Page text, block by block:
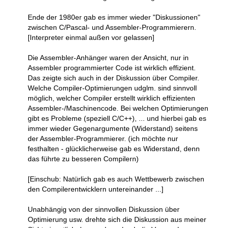
Ende der 1980er gab es immer wieder "Diskussionen"
zwischen C/Pascal- und Assembler-Programmierern.
[Interpreter einmal außen vor gelassen]
Die Assembler-Anhänger waren der Ansicht, nur in
Assembler programmierter Code ist wirklich effizient.
Das zeigte sich auch in der Diskussion über Compiler.
Welche Compiler-Optimierungen udglm. sind sinnvoll
möglich, welcher Compiler erstellt wirklich effizienten
Assembler-/Maschinencode. Bei welchen Optimierungen
gibt es Probleme (speziell C/C++), ... und hierbei gab es
immer wieder Gegenargumente (Widerstand) seitens
der Assembler-Programmierer. (ich möchte nur
festhalten - glücklicherweise gab es Widerstand, denn
das führte zu besseren Compilern)
[Einschub: Natürlich gab es auch Wettbewerb zwischen
den Compilerentwicklern untereinander ...]
Unabhängig von der sinnvollen Diskussion über
Optimierung usw. drehte sich die Diskussion aus meiner